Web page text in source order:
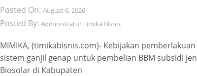
Posted On: August 6, 2026
Posted By: Administrator Timika Bisnis
MIMIKA, (timikabisnis.com)- Kebijakan pemberlakuan
sistem ganjil genap untuk pembelian BBM subsidi
Biosolar di Kabupaten